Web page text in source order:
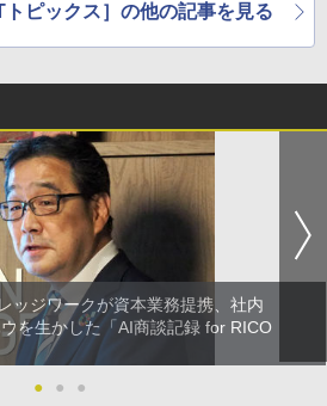
トピックス］の他の記事を見る
ッジワークが資本業務提携、社内
を生かした「AI商談記録 for RICO
●
● ●